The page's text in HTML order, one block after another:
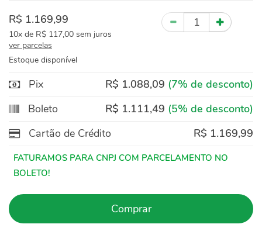
R$ 1.169,99
10x de R$ 117,00 sem juros
ver parcelas
Estoque disponível
Quantidade
Pix R$ 1.088,09 (7% de desconto)
Boleto
R$ 1.111,49 (5% de desconto)
Cartão de Crédito
R$ 1.169,99
Comprar